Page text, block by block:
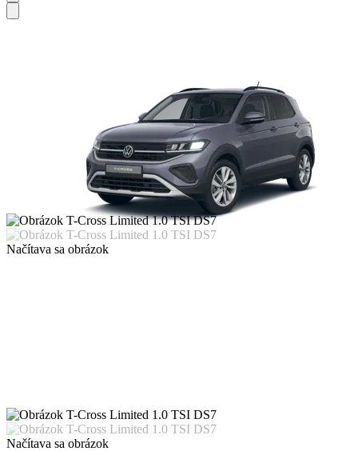
Načítava sa obrázok
Načítava sa obrázok